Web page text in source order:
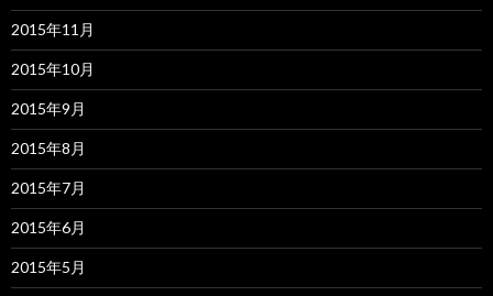
2015年11月
2015年10月
2015年9月
2015年8月
2015年7月
2015年6月
2015年5月